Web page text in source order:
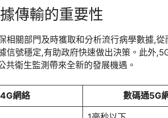
傳輸的重要性
相關部門及時獲取和分析流行病學數據,從
信號穩定,有助政府快速做出決策。此外
衛生監測帶來全新的發展機遇。
4G網絡 數碼通5G